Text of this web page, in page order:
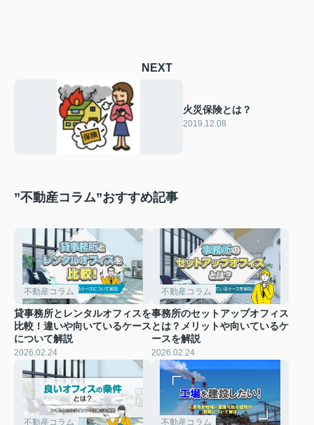
NEXT
火災保険とは？
2019.12.08
”不動産コラム”おすすめ記事
不動産コラム
貸事務所とレンタルオフィスを
比較！違いや向いているケース
について解説
2026.02.24
不動産コラム
事務所のセットアップオフィス
とは？メリットや向いているケ
ースを解説
2026.02.24
不動産コラム 不動産コラム